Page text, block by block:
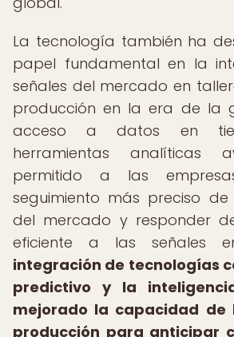
La tecnología también ha
papel fundamental en la
señales del mercado en
producción en la era de la
acceso a datos en
herramientas analíticas
permitido a las
seguimiento más preciso
del mercado y responder
eficiente a las señales
integración de tecnologías
predictivo y la
mejorado la capacidad de
producción para anticipar